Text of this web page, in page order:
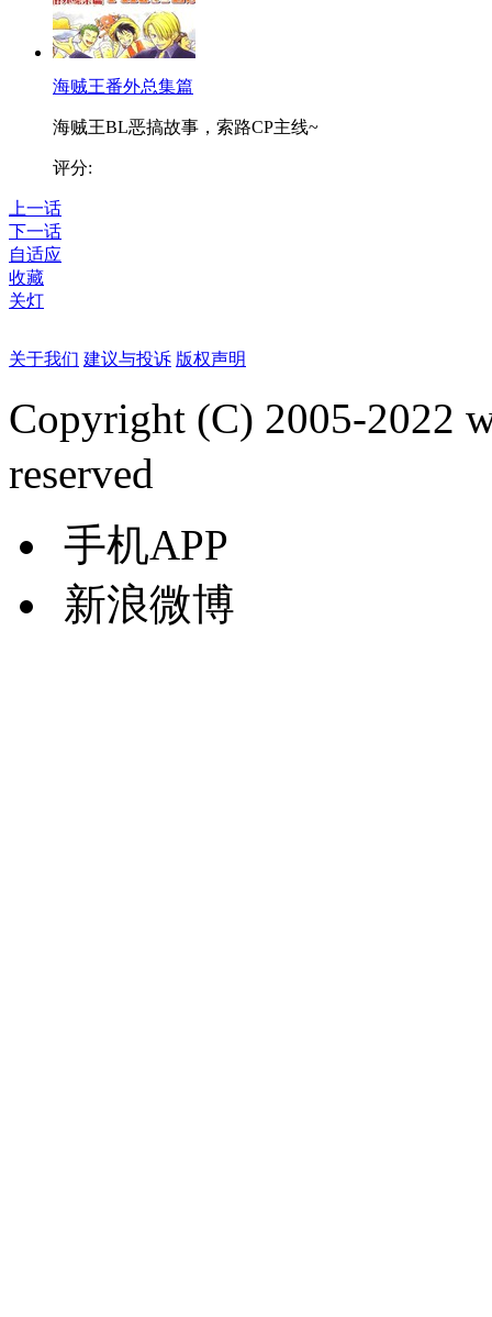
海贼王番外总集篇
海贼王BL恶搞故事，索路CP主线~
评分:
上一话
下一话
自适应
收藏
关灯
关于我们 建议与投诉 版权声明
Copyright (C) 2005-2022
reserved
手机APP
新浪微博